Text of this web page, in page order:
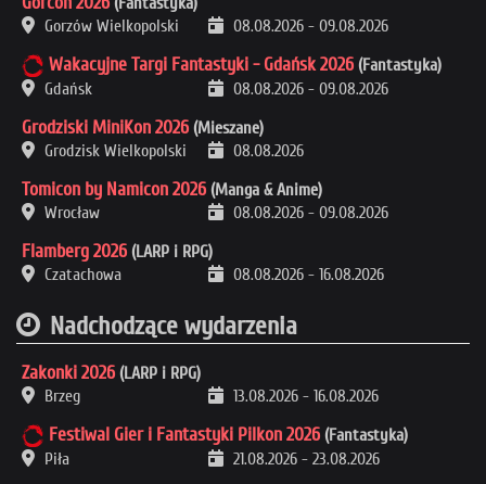
Gorzów Wielkopolski
08.08.2026 - 09.08.2026
Wakacyjne Targi Fantastyki - Gdańsk 2026 (Fantastyka)
Gdańsk
08.08.2026 - 09.08.2026
Grodziski MiniKon 2026 (Mieszane)
Grodzisk Wielkopolski
08.08.2026
Tomicon by Namicon 2026 (Manga & Anime)
Wrocław
08.08.2026 - 09.08.2026
Flamberg 2026 (LARP i RPG)
Czatachowa
08.08.2026 - 16.08.2026
Nadchodzące wydarzenia
Zakonki 2026 (LARP i RPG)
Brzeg
13.08.2026 - 16.08.2026
Festiwal Gier i Fantastyki Pilkon 2026 (Fantastyka)
Piła
21.08.2026 - 23.08.2026